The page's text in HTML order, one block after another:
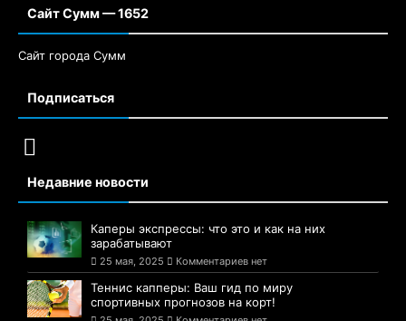
Сайт Сумм — 1652
Сайт города Сумм
Подписаться
Недавние новости
Каперы экспрессы: что это и как на них
зарабатывают
25 мая, 2025 Комментариев нет
Теннис капперы: Ваш гид по миру
спортивных прогнозов на корт!